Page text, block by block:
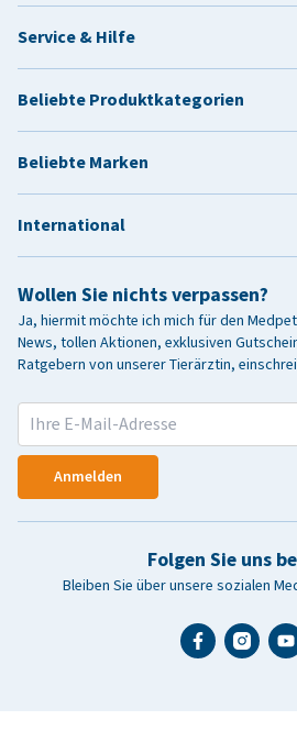
Wollen Sie nichts verpassen?
Ja, hiermit möchte ich mich für den
News, tollen Aktionen, exklusiven
Ratgebern von unserer Tierärztin,
Anmelden
Folgen Sie uns
Bleiben Sie über unsere sozialen
Service & Hilfe
Beliebte Produktkategorien
Beliebte Marken
International